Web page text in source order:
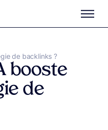
de backlinks ?
booste
de